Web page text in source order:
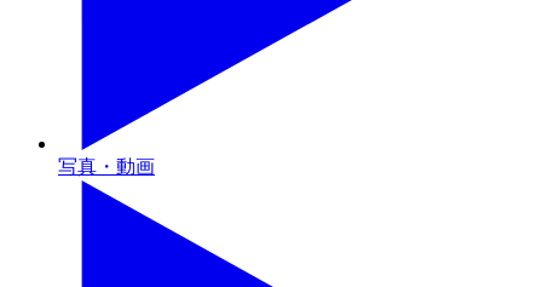
写真・動画